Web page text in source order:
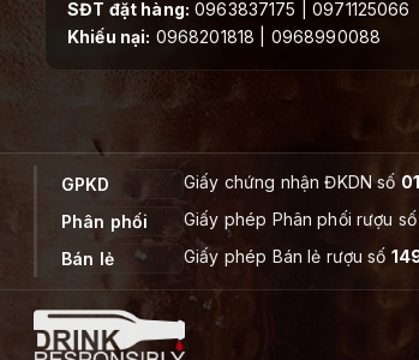
SĐT đặt hàng: 0963837175 | 0971125066
Khiếu nại: 0968201818 | 0968990088
GPKD Giấy chứng nhận ĐKDN số
Phân phối
Giấy phép Phân phối rượu
Bán lẻ
Giấy phép Bán lẻ rượu số